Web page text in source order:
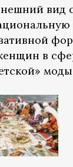
вид
в